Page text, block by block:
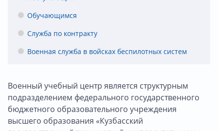
Обучающимся
Служба по контракту
Военная служба в войсках беспилотных систем
Военный учебный центр является структурным
подразделением федерального государственного
бюджетного образовательного учреждения
высшего образования «Кузбасский